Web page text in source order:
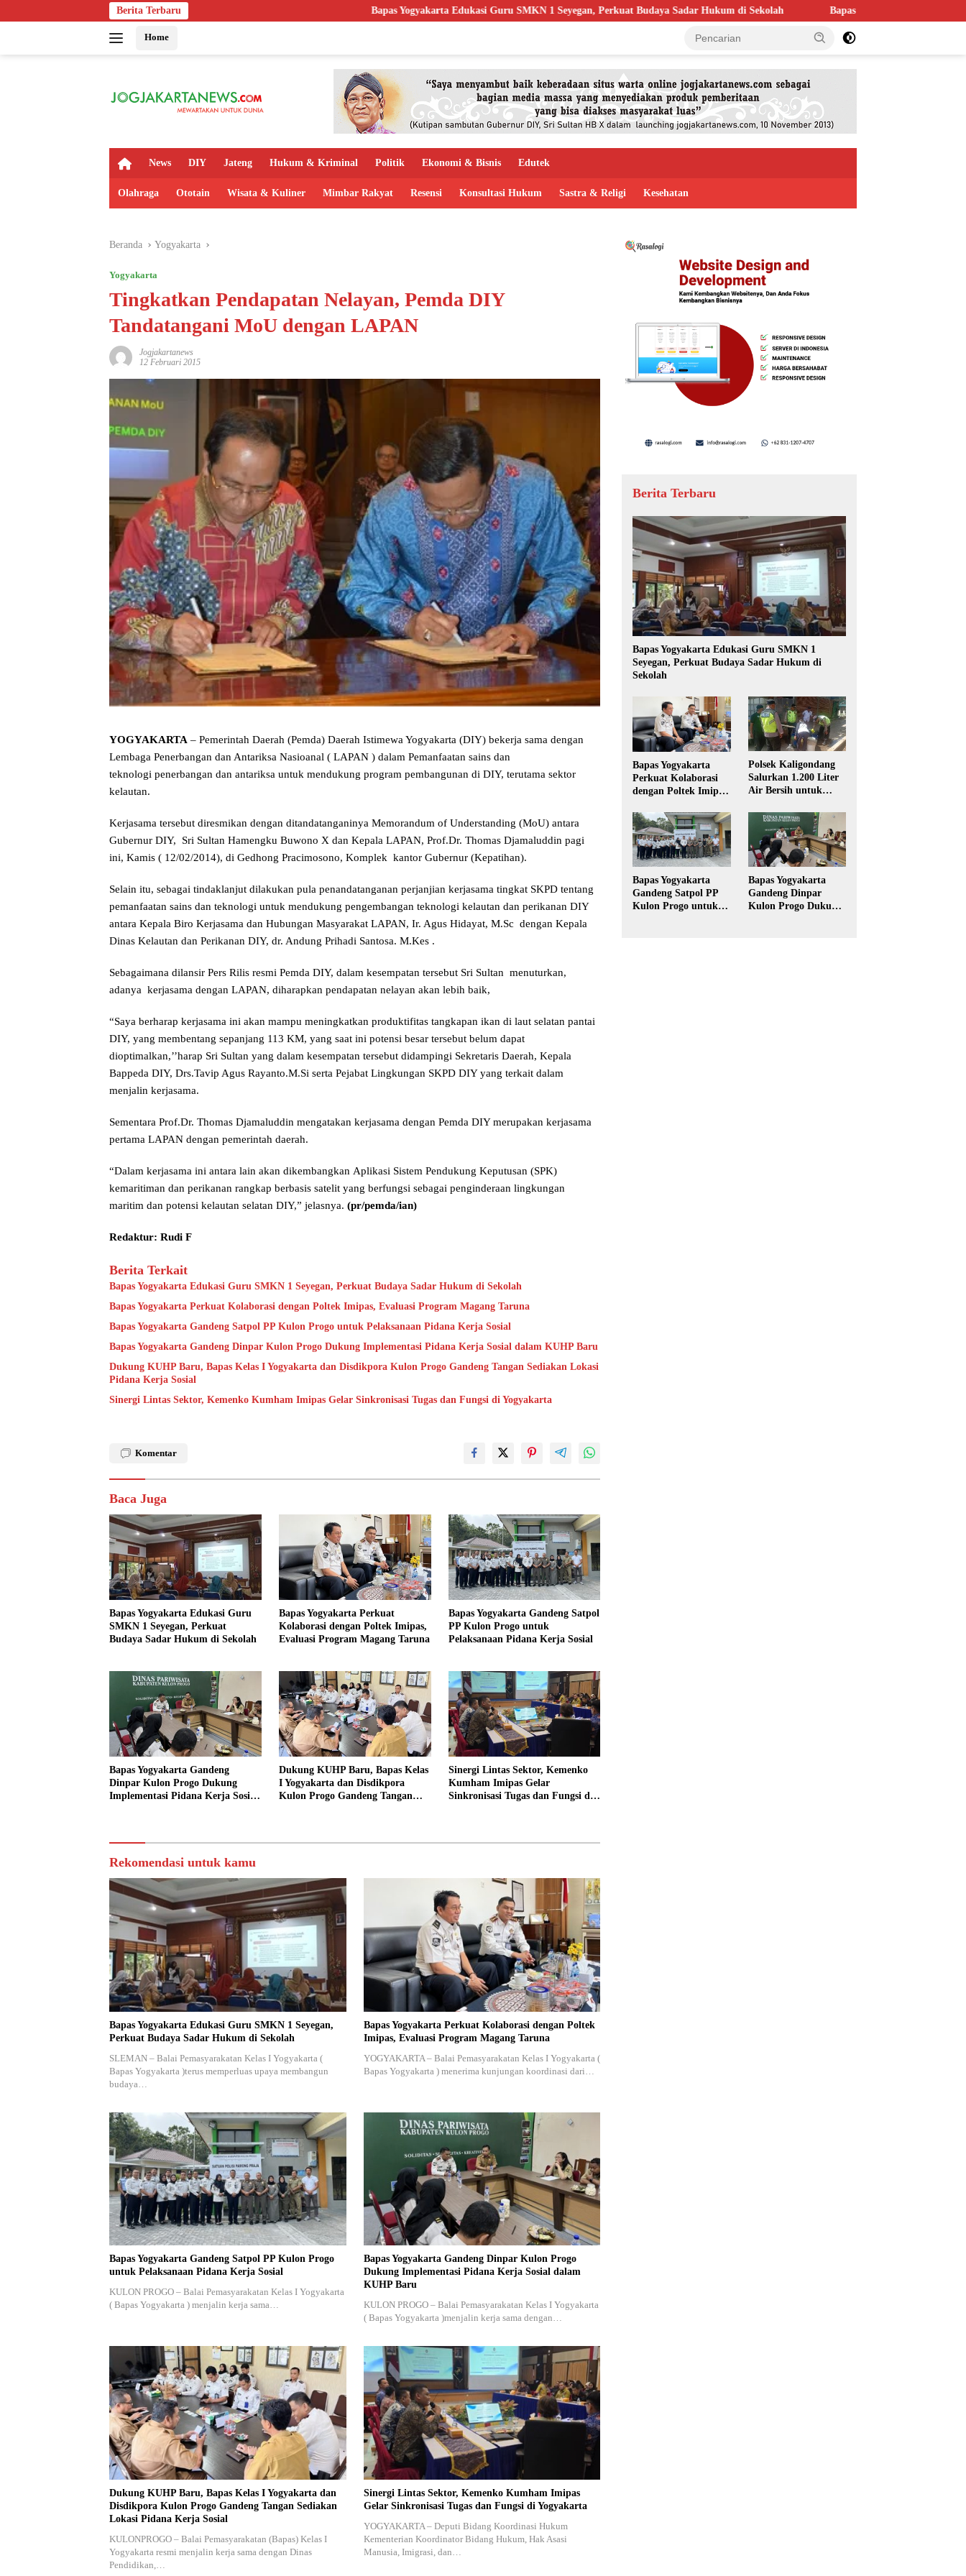
ke
Berita Terbaru Bapas Yogyakarta Edukasi Guru SMKN 1 Seyegan, Perkuat Budaya Sadar Hukum di Sekolah Bapas Yogyakarta Perkuat Kolaborasi dengan Poltek
Home
H
m
News DIY Jateng Hukum & Kriminal Politik Ekonomi & Bisnis Edutek
Olahraga Ototain Wisata & Kuliner Mimbar Rakyat Resensi Konsultasi Hukum Sastra & Religi Kesehatan
Beranda Yogyakarta
Yogyakarta
Tingkatkan Pendapatan Nelayan, Pemda DIY
Tandatangani MoU dengan LAPAN
Jogjakartanews
12 Februari 2015
YOGYAKARTA – Pemerintah Daerah (Pemda) Daerah Istimewa Yogyakarta (DIY) bekerja sama dengan
Lembaga Penerbangan dan Antariksa Nasioanal ( LAPAN ) dalam Pemanfaatan sains dan
teknologi penerbangan dan antariksa untuk mendukung program pembangunan di DIY, terutama sektor
kelautan.
Kerjasama tersebut diresmikan dengan ditandatanganinya Memorandum of Understanding (MoU) antara
Gubernur DIY, Sri Sultan Hamengku Buwono X dan Kepala LAPAN, Prof.Dr. Thomas Djamaluddin pagi
ini, Kamis ( 12/02/2014), di Gedhong Pracimosono, Komplek kantor Gubernur (Kepatihan).
Selain itu, sebagai tindaklanjut dilakukan pula penandatanganan perjanjian kerjasama tingkat SKPD tentang
pemanfaatan sains dan teknologi untuk mendukung pengembangan teknologi kelautan dan perikanan DIY
antara Kepala Biro Kerjasama dan Hubungan Masyarakat LAPAN, Ir. Agus Hidayat, M.Sc dengan Kepala
Dinas Kelautan dan Perikanan DIY, dr. Andung Prihadi Santosa. M.Kes .
Sebagaimana dilansir Pers Rilis resmi Pemda DIY, dalam kesempatan tersebut Sri Sultan menuturkan,
adanya kerjasama dengan LAPAN, diharapkan pendapatan nelayan akan lebih baik,
“Saya berharap kerjasama ini akan mampu meningkatkan produktifitas tangkapan ikan di laut selatan pantai
DIY, yang membentang sepanjang 113 KM, yang saat ini potensi besar tersebut belum dapat
dioptimalkan,’’harap Sri Sultan yang dalam kesempatan tersebut didampingi Sekretaris Daerah, Kepala
Bappeda DIY, Drs.Tavip Agus Rayanto.M.Si serta Pejabat Lingkungan SKPD DIY yang terkait dalam
menjalin kerjasama.
Sementara Prof.Dr. Thomas Djamaluddin mengatakan kerjasama dengan Pemda DIY merupakan kerjasama
pertama LAPAN dengan pemerintah daerah.
“Dalam kerjasama ini antara lain akan dikembangkan Aplikasi Sistem Pendukung Keputusan (SPK)
kemaritiman dan perikanan rangkap berbasis satelit yang berfungsi sebagai penginderaan lingkungan
maritim dan potensi kelautan selatan DIY,” jelasnya. (pr/pemda/ian)
Redaktur: Rudi F
Berita Terkait
Bapas Yogyakarta Edukasi Guru SMKN 1 Seyegan, Perkuat Budaya Sadar Hukum di Sekolah
Bapas Yogyakarta Perkuat Kolaborasi dengan Poltek Imipas, Evaluasi Program Magang Taruna
Bapas Yogyakarta Gandeng Satpol PP Kulon Progo untuk Pelaksanaan Pidana Kerja Sosial
Bapas Yogyakarta Gandeng Dinpar Kulon Progo Dukung Implementasi Pidana Kerja Sosial dalam KUHP Baru
Dukung KUHP Baru, Bapas Kelas I Yogyakarta dan Disdikpora Kulon Progo Gandeng Tangan Sediakan Lokasi
Pidana Kerja Sosial
Sinergi Lintas Sektor, Kemenko Kumham Imipas Gelar Sinkronisasi Tugas dan Fungsi di Yogyakarta
Komentar
Baca Juga
Bapas Yogyakarta Edukasi Guru
SMKN 1 Seyegan, Perkuat
Budaya Sadar Hukum di Sekolah
Bapas Yogyakarta Perkuat
Kolaborasi dengan Poltek Imipas,
Evaluasi Program Magang Taruna
Bapas Yogyakarta Gandeng Satpol
PP Kulon Progo untuk
Pelaksanaan Pidana Kerja Sosial
Bapas Yogyakarta Gandeng
Dinpar Kulon Progo Dukung
Implementasi Pidana Kerja Sosial
Dukung KUHP Baru, Bapas Kelas
I Yogyakarta dan Disdikpora
Kulon Progo Gandeng Tangan
Sinergi Lintas Sektor, Kemenko
Kumham Imipas Gelar
Sinkronisasi Tugas dan Fungsi di
Rekomendasi untuk kamu
Bapas Yogyakarta Edukasi Guru SMKN 1 Seyegan,
Perkuat Budaya Sadar Hukum di Sekolah
SLEMAN – Balai Pemasyarakatan Kelas I Yogyakarta (
Bapas Yogyakarta )terus memperluas upaya membangun
budaya…
Bapas Yogyakarta Perkuat Kolaborasi dengan Poltek
Imipas, Evaluasi Program Magang Taruna
YOGYAKARTA – Balai Pemasyarakatan Kelas I Yogyakarta (
Bapas Yogyakarta ) menerima kunjungan koordinasi dari…
Bapas Yogyakarta Gandeng Satpol PP Kulon Progo
untuk Pelaksanaan Pidana Kerja Sosial
KULON PROGO – Balai Pemasyarakatan Kelas I Yogyakarta
( Bapas Yogyakarta ) menjalin kerja sama…
Bapas Yogyakarta Gandeng Dinpar Kulon Progo
Dukung Implementasi Pidana Kerja Sosial dalam
KUHP Baru
KULON PROGO – Balai Pemasyarakatan Kelas I Yogyakarta
( Bapas Yogyakarta )menjalin kerja sama dengan…
Dukung KUHP Baru, Bapas Kelas I Yogyakarta dan
Disdikpora Kulon Progo Gandeng Tangan Sediakan
Lokasi Pidana Kerja Sosial
KULONPROGO – Balai Pemasyarakatan (Bapas) Kelas I
Yogyakarta resmi menjalin kerja sama dengan Dinas
Pendidikan,…
Sinergi Lintas Sektor, Kemenko Kumham Imipas
Gelar Sinkronisasi Tugas dan Fungsi di Yogyakarta
YOGYAKARTA – Deputi Bidang Koordinasi Hukum
Kementerian Koordinator Bidang Hukum, Hak Asasi
Manusia, Imigrasi, dan…
Berita Terbaru
Bapas Yogyakarta Edukasi Guru SMKN 1
Seyegan, Perkuat Budaya Sadar Hukum di
Sekolah
Bapas Yogyakarta
Perkuat Kolaborasi
dengan Poltek Imipas,
Magang Taruna
Polsek Kaligondang
Salurkan 1.200 Liter
Air Bersih untuk
Kekeringan di
Purbalingga
Bapas Yogyakarta
Gandeng Satpol PP
Kulon Progo untuk
Bapas Yogyakarta
Gandeng Dinpar
Kulon Progo Dukung